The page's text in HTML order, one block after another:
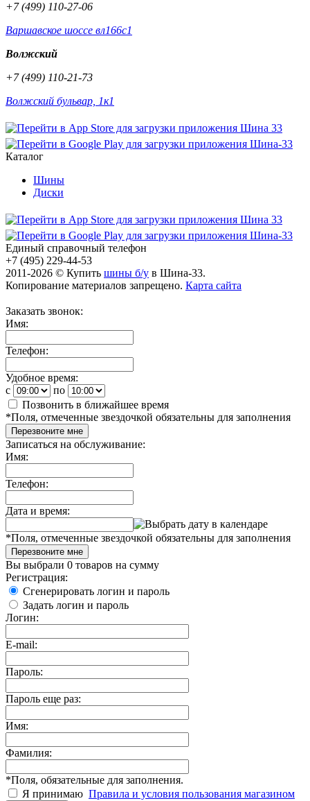
+7 (499) 110-27-06
Варшавское шоссе вл166с1
Волжский
+7 (499) 110-21-73
Волжский бульвар, 1к1
Каталог
Шины
Диски
Единый справочный телефон
+7 (495) 229-44-53
2011-2026 © Купить шины б/у в Шина-33.
Копирование материалов запрещено. Карта сайта
Заказать звонок:
Имя:
Телефон:
Удобное время:
c
по
Позвонить в ближайшее время
*Поля, отмеченные звездочкой обязательны для заполнения
Перезвоните мне
Записаться на обслуживание:
Имя:
Телефон:
Дата и время:
*Поля, отмеченные звездочкой обязательны для заполнения
Перезвоните мне
Вы выбрали 0 товаров на сумму
Регистрация:
Сгенерировать логин и пароль
Задать логин и пароль
Логин:
E-mail:
Пароль:
Пароль еще раз:
Имя:
Фамилия:
*Поля, обязательные для заполнения.
Я принимаю Правила и условия пользования магазином